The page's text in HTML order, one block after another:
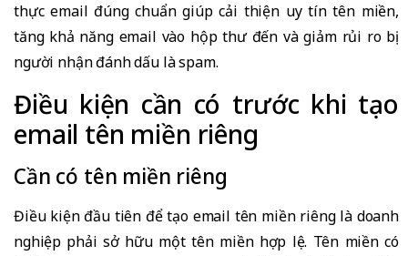
thực email đúng chuẩn giúp cải thiện uy tín tên miền,
tăng khả năng email vào hộp thư đến và giảm rủi ro bị
người nhận đánh dấu là spam.
Điều kiện cần có trước khi tạo
email tên miền riêng
Cần có tên miền riêng
Điều kiện đầu tiên để tạo email tên miền riêng là doanh
nghiệp phải sở hữu một tên miền hợp lệ. Tên miền có